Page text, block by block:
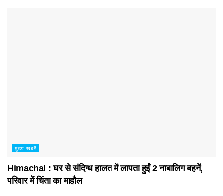
मुख्य ख़बरें
Himachal : घर से संदिग्ध हालत में लापता हुईं 2 नाबालिग बहनें,
परिवार में चिंता का माहौल